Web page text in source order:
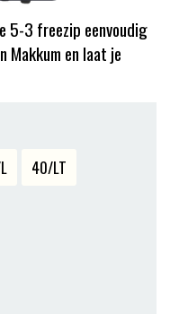
5-3 freezip eenvoudig
Makkum en laat je
40/LT